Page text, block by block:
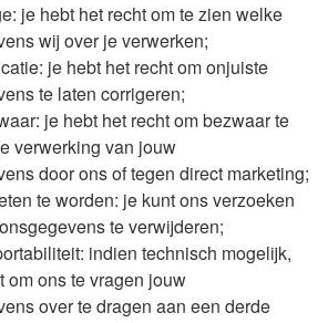
je hebt het recht om te zien welke
wij over je verwerken;
je hebt het recht om onjuiste
te laten corrigeren;
je hebt het recht om bezwaar te
verwerking van jouw
door ons of tegen direct marketing;
te worden: je kunt ons verzoeken
te verwijderen;
indien technisch mogelijk,
om ons te vragen jouw
over te dragen aan een derde